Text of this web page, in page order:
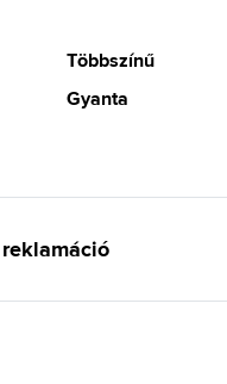
Többszínű
Gyanta